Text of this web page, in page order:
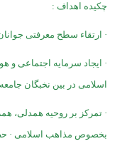
چکیده اهداف :
· ارتقاء سطح معرفتی
· ایجاد سرمایه اجتماعی و
اسلامی در بین نخبگان جامعه
· تمرکز بر روحیه همدلی،
بخصوص مذاهب اسلامی ·